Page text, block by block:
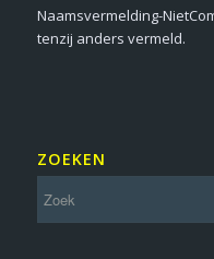
Naamsvermelding-
tenzij anders vermeld.
ZOEKEN